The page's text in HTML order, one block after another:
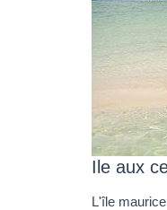
Ile aux
L'île